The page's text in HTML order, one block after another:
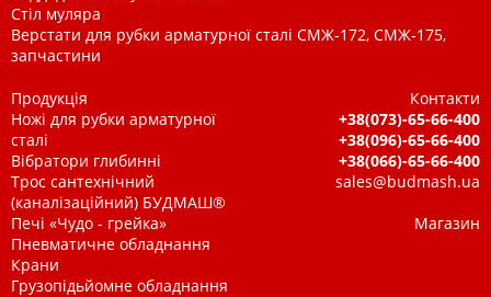
Стіл муляра
Верстати для рубки арматурної сталі СМЖ-172, СМЖ-175,
запчастини
Продукція
Ножі для рубки арматурної
сталі
Вібратори глибинні
Трос сантехнічний
(каналізаційний) БУДМАШ®
Печі «Чудо - грейка»
Пневматичне обладнання
Крани
Грузопідьйомне обладнання
Контакти
+38(073)-65-66-400
+38(096)-65-66-400
+38(066)-65-66-400
sales@budmash.ua
Магазин